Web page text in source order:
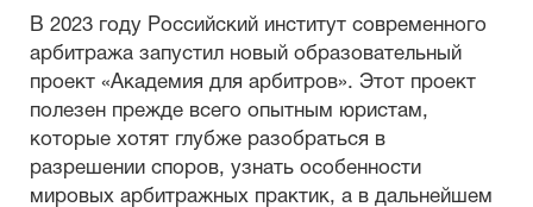
В 2023 году Российский институт современного
арбитража запустил новый образовательный
проект «Академия для арбитров». Этот проект
полезен прежде всего опытным юристам,
которые хотят глубже разобраться в
разрешении споров, узнать особенности
мировых арбитражных практик, а в дальнейшем